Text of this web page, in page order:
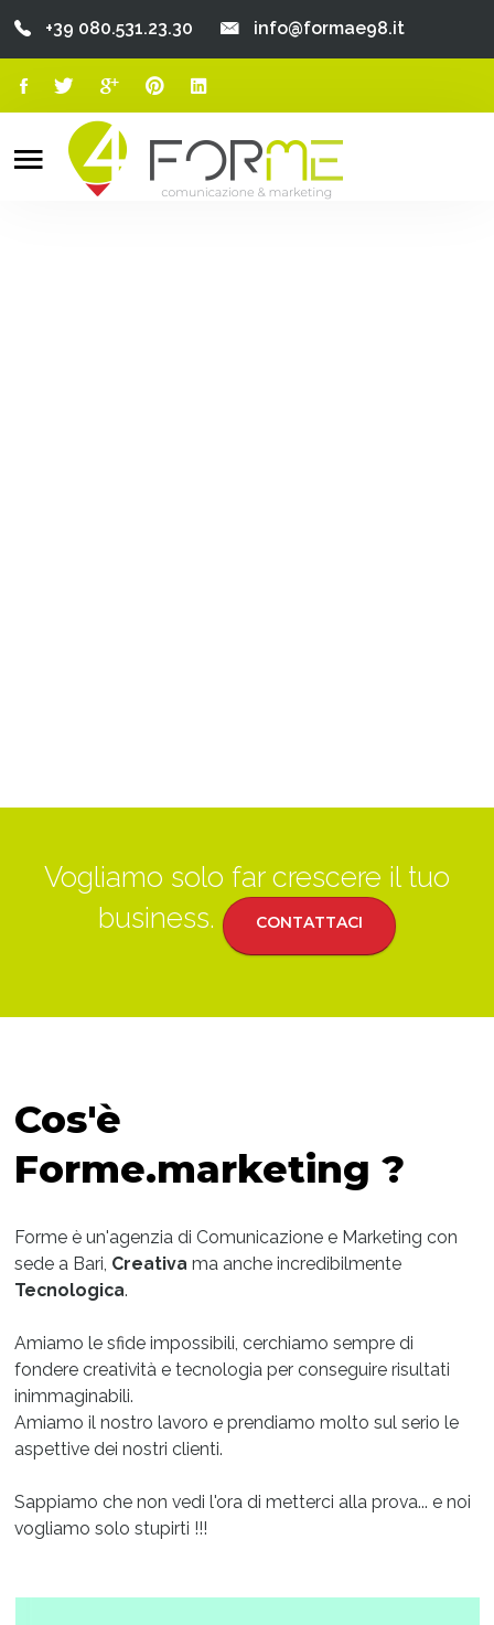
Chi Siamo
+39 080.531.23.30 info@formae98.it
Search
Vogliamo solo far crescere il tuo
business.
CONTATTACI
Cos'è
Forme.marketing ?
Forme è un'agenzia di Comunicazione e Marketing con
sede a Bari, Creativa ma anche incredibilmente
Tecnologica.
Amiamo le sfide impossibili, cerchiamo sempre di
fondere creatività e tecnologia per conseguire risultati
inimmaginabili.
Amiamo il nostro lavoro e prendiamo molto sul serio le
aspettive dei nostri clienti.
Sappiamo che non vedi l'ora di metterci alla prova... e noi
vogliamo solo stupirti !!!